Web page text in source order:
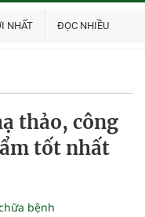
NHẤT ĐỌC NHIỀU
thảo, công
tốt nhất
bệnh